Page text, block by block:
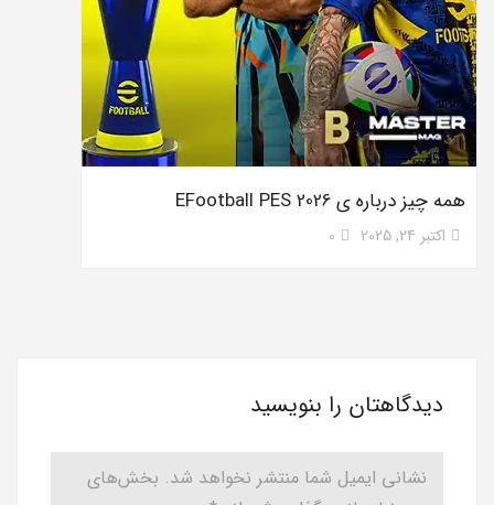
همه چیز درباره ی EFootball PES 2026
اکتبر 24, 2025 0
دیدگاهتان را بنویسید
نشانی ایمیل شما منتشر نخواهد شد. بخش‌های